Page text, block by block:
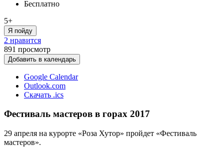
Бесплатно
5+
Я пойду
2 нравится
891 просмотр
Добавить в календарь
Google Calendar
Outlook.com
Скачать .ics
Фестиваль мастеров в горах 2017
29 апреля на курорте «Роза Хутор» пройдет «Фестиваль
мастеров».